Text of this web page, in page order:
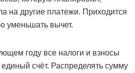
на другие платежи. Приходится
уменьшать вычет.
году все налоги и взносы
единый счёт. Распределять сумму